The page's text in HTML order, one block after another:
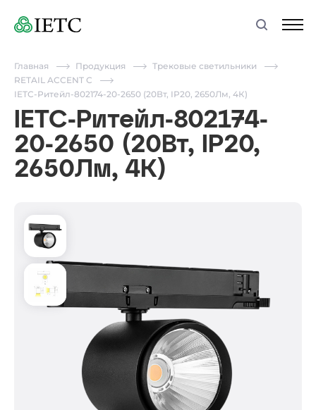
Главная Продукция
Трековые светильники
RETAIL ACCENT C
IETC-Ритейл-802174-20-2650 (20Вт, IP20, 2650Лм, 4К)
IETC-Ритейл-802174-
20-2650 (20Вт, IP20,
2650Лм, 4К)